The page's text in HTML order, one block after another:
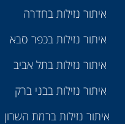
איתור נזילות בחדרה
איתור נזילות בכפר סבא
איתור נזילות בתל אביב
איתור נזילות בבני ברק
איתור נזילות ברמת השרון